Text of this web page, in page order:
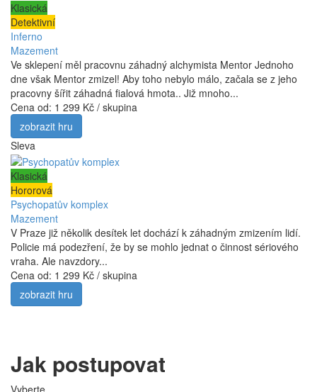
Klasická
Detektivní
Inferno
Mazement
Ve sklepení měl pracovnu záhadný alchymista Mentor Jednoho
dne však Mentor zmizel! Aby toho nebylo málo, začala se z jeho
pracovny šířit záhadná fialová hmota.. Již mnoho...
Cena od: 1 299 Kč / skupina
zobrazit hru
Sleva
Klasická
Hororová
Psychopatův komplex
Mazement
V Praze již několik desítek let dochází k záhadným zmizením lidí.
Policie má podezření, že by se mohlo jednat o činnost sériového
vraha. Ale navzdory...
Cena od: 1 299 Kč / skupina
zobrazit hru
Jak postupovat
Vyberte